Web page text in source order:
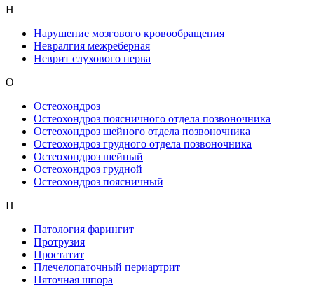
Н
Нарушение мозгового кровообращения
Невралгия межреберная
Неврит слухового нерва
О
Остеохондроз
Остеохондроз поясничного отдела позвоночника
Остеохондроз шейного отдела позвоночника
Остеохондроз грудного отдела позвоночника
Остеохондроз шейный
Остеохондроз грудной
Остеохондроз поясничный
П
Патология фарингит
Протрузия
Простатит
Плечелопаточный периартрит
Пяточная шпора